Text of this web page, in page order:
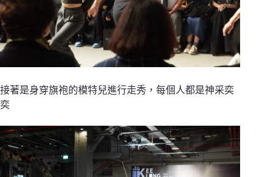
接著是身穿旗袍的模特兒進行走秀，每個人都是神采奕
奕